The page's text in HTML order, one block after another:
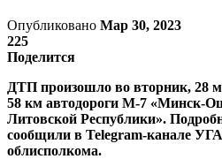
Опубликовано Мар 30, 2023
225
Поделится
ДТП произошло во вторник, 28
58 км автодороги М-7 «Минск-
Литовской Республики».
сообщили в Telegram-канале
облисполкома.